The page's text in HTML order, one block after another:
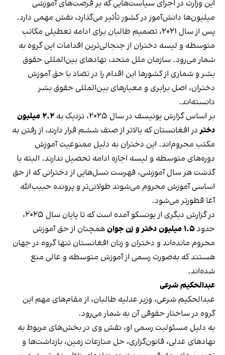
این وزارت در اجرای سیاست‌هایی که بر فرصت‌های آموزشی
میلیون‌ها دانش‌آموز در کشور تأثیر می‌گذارد، نقش مهمی دارد.
پس از سال ۲۰۲۱، تصمیم طالبان برای ادامه تعطیلی مکاتب
متوسطه و لیسه دختران از جنجالی‌ترین اقدامات این گروه به
شمار می‌رود. سازمان ملل متحد، نهادهای بین‌المللی حقوق
بشر و شماری از کشورها این اقدام را در تضاد با حق آموزش
دختران، اصل برابری و معیارهای بین‌المللی حقوق بشر
دانسته‌اند.
بر اساس گزارش یونیسف در سال ۲۰۲۵، نزدیک به
۲.۲ میلیون
دختردر افغانستان که بالاتر از صنف ششم قرار دارند، از رفتن به
مکتب محروم‌اند. این دختران به دلیل ممنوعیت آموزش
دوره‌های متوسطه و لیسه اجازه ادامه تحصیل ندارند. البته با
گذشت هر سال آموزشی، فهرست نسل‌هایی از دخترانی که از حق
اساسی آموزش محروم می‌شوند طولانی‌تر و پرونده حبیب‌الله
آغا قطورتر می‌شود.
در گزارش دیگری از یونسکو آمده است که تا پایان سال ۲۰۲۵،
حدود ۱.۵ میلیون دختر و زن جوان
همچنان از حق آموزش
محروم مانده‌اند و دختران و زنان افغانستان تنها گروه در جهان
هستند که به‌صورت رسمی از آموزش متوسطه و عالی منع
شده‌اند.
عبدالحکیم شرعی
عبدالحکیم شرعی، وزیر عدلیه طالبان، از مقام‌های مهم این
گروه در ساختار حقوقی آن به شمار می‌رود.
به دلیل مسئولیت رسمی او، نقش وی در بخش‌های مربوط به
نهادهای عدلی، قانون‌گزاری، حل منازعات زمین، بازداشت‌ها و